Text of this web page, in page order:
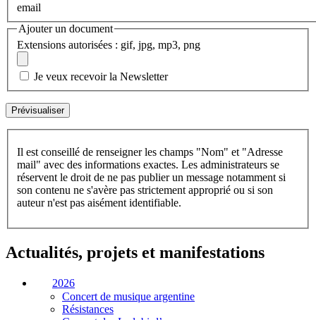
email
Ajouter un document
Extensions autorisées : gif, jpg, mp3, png
Je veux recevoir la Newsletter
Il est conseillé de renseigner les champs "Nom" et "Adresse
mail" avec des informations exactes. Les administrateurs se
réservent le droit de ne pas publier un message notamment si
son contenu ne s'avère pas strictement approprié ou si son
auteur n'est pas aisément identifiable.
Actualités, projets et manifestations
2026
Concert de musique argentine
Résistances